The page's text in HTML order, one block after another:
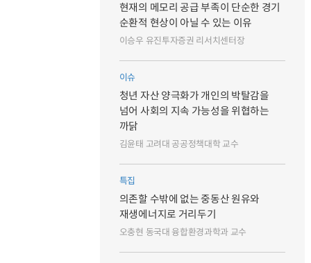
현재의 메모리 공급 부족이 단순한 경기
순환적 현상이 아닐 수 있는 이유
이승우 유진투자증권 리서치센터장
이슈
청년 자산 양극화가 개인의 박탈감을
넘어 사회의 지속 가능성을 위협하는
까닭
김윤태 고려대 공공정책대학 교수
특집
의존할 수밖에 없는 중동산 원유와
재생에너지로 거리두기
오충현 동국대 융합환경과학과 교수